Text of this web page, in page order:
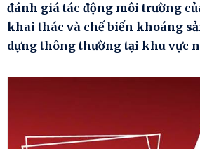
đánh giá tác động môi trường
khai thác và chế biến khoáng
dựng thông thường tại khu vực